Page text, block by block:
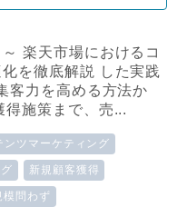
楽天市場におけるコ
を徹底解説 した実践
客力を高める方法か
施策まで、売...
ンツマーケティング
新規顧客獲得
模問わず